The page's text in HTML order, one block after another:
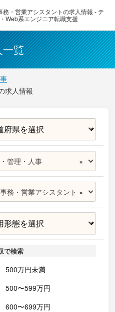
務・営業アシスタントの求人情報 - テ
Web系エンジニア転職支援
覧
求人情報
×
管理・人事
×
務・営業アシスタント
で検索
500万円未満
500〜599万円
600〜699万円